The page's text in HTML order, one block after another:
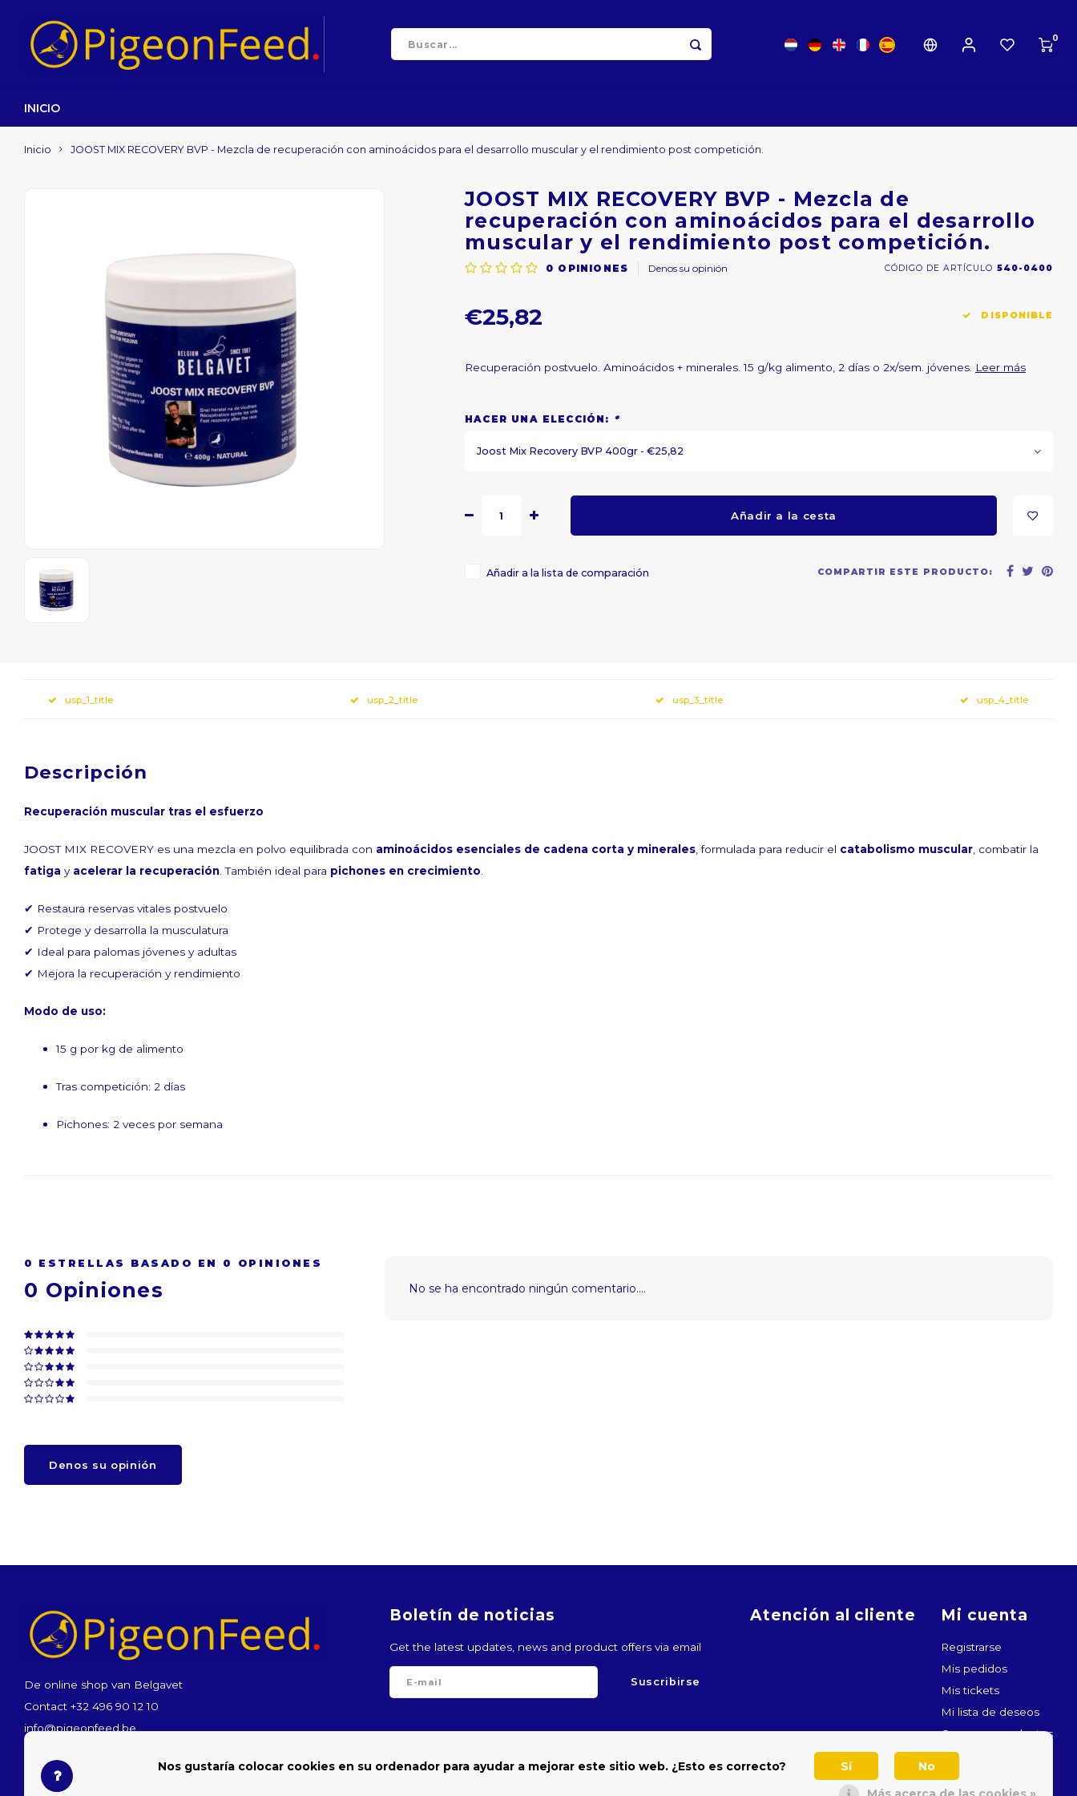
Suscríbase a nuestro newsletter
Get the latest updates, news and product offers via email
0
INICIO
Inicio JOOST MIX RECOVERY BVP - Mezcla de recuperación con aminoácidos para el desarrollo muscular y el rendimiento post competición.
JOOST MIX RECOVERY BVP - Mezcla de
recuperación con aminoácidos para el desarrollo
muscular y el rendimiento post competición.
0 OPINIONES Denos su opinión CÓDIGO DE ARTÍCULO 540-0400
€25,82 DISPONIBLE
Recuperación postvuelo. Aminoácidos + minerales. 15 g/kg alimento, 2 días o 2x/sem. jóvenes. Leer más
HACER UNA ELECCIÓN: *
Joost Mix Recovery BVP 400gr - €25,82
Añadir a la cesta
Añadir a la lista de comparación COMPARTIR ESTE PRODUCTO:
usp_1_title usp_2_title usp_3_title usp_4_title
Descripción
Recuperación muscular tras el esfuerzo
JOOST MIX RECOVERY es una mezcla en polvo equilibrada con aminoácidos esenciales de cadena corta y minerales , formulada para reducir el catabolismo muscular , combatir la
fatiga y acelerar la recuperación . También ideal para pichones en crecimiento
✔ Restaura reservas vitales postvuelo
✔ Protege y desarrolla la musculatura
✔ Ideal para palomas jóvenes y adultas
✔ Mejora la recuperación y rendimiento
Modo de uso:
15 g por kg de alimento
Tras competición: 2 días
Pichones: 2 veces por semana
0 ESTRELLAS BASADO EN 0 OPINIONES
0 Opiniones
Denos su opinión
No se ha encontrado ningún comentario....
De online shop van Belgavet
Contact +32 496 90 12 10
info@pigeonfeed.be
Boletín de noticias
Get the latest updates, news and product offers via email
Suscribirse
Atención al cliente Mi cuenta
Registrarse
Mis pedidos
Mis tickets
Mi lista de deseos
Comparar productos
Nos gustaría colocar cookies en su ordenador para ayudar a mejorar este sitio web. ¿Esto es correcto? Sí
No